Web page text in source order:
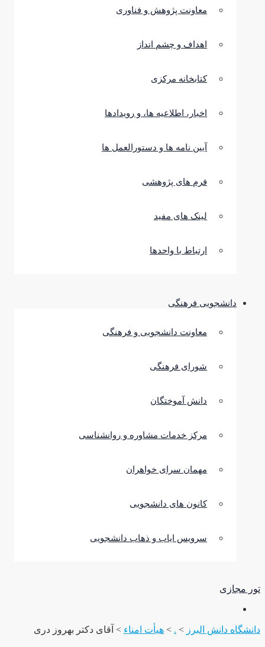
معاونت پژوهش و فناوری
اهداف و چشم انداز
کتابخانه مرکزی
اخبار، اطلاعیه ها، و رویدادها
آیین نامه ها و دستورالعمل ها
فرم های پژوهشی
لینک های مفید
ارتباط با واحدها
دانشجویی فرهنگی
معاونت دانشجویی و فرهنگی
شورای فرهنگی
دانش آموختگان
مرکز خدمات مشاوره و روانشناسی
مهمان سرای خواهران
کانون های دانشجویی
سرویس ایاب و ذهاب دانشجویی
تور مجازی
دانشگاه دانش البرز >
.
> هیأت امناء > آقای دکتر بهروز دری